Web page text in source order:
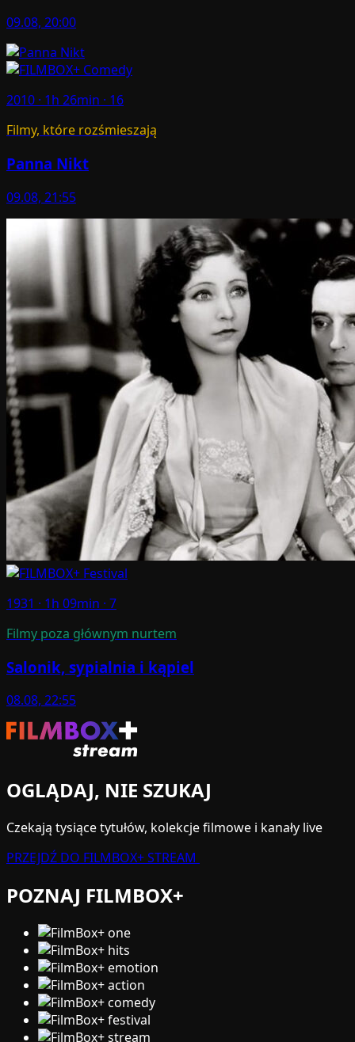
09.08, 20:00
2010 · 1h 26min · 16
Filmy, które rozśmieszają
Panna Nikt
09.08, 21:55
1931 · 1h 09min · 7
Filmy poza głównym nurtem
Salonik, sypialnia i kąpiel
08.08, 22:55
OGLĄDAJ, NIE SZUKAJ
Czekają tysiące tytułów, kolekcje filmowe i kanały live
PRZEJDŹ DO FILMBOX+ STREAM
POZNAJ FILMBOX+